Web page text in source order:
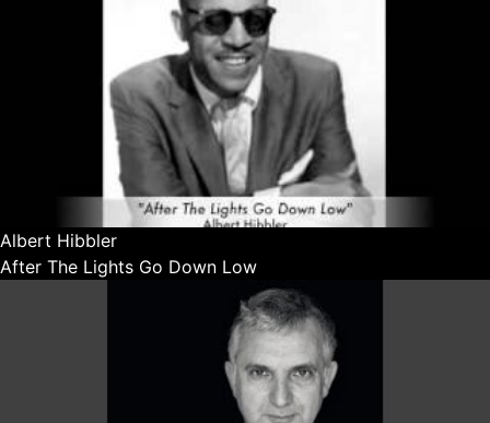
Albert Hibbler
After The Lights Go Down Low